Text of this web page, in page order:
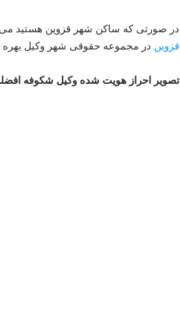
در صورتی که ساکن شهر قزوین هستید می
قزوین در مجموعه حقوقی شهر وکیل بهره
تصویر احراز هویت شده وکیل شکوفه